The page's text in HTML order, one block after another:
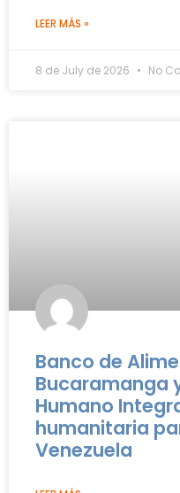
LEER MÁS »
8 de July de 2026 No
Banco de
Bucaramanga
Humano
humanitaria
Venezuela